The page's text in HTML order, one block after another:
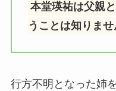
本堂瑛祐は父親
うことは知りませ
行方不明となった姉